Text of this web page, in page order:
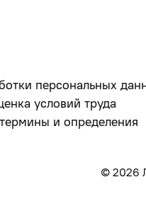
персональных
условий труда
и определения
© 2026